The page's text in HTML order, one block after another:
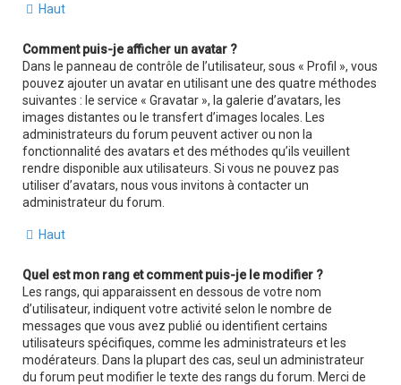
Haut
Comment puis-je afficher un avatar ?
Dans le panneau de contrôle de l’utilisateur, sous « Profil », vous
pouvez ajouter un avatar en utilisant une des quatre méthodes
suivantes : le service « Gravatar », la galerie d’avatars, les
images distantes ou le transfert d’images locales. Les
administrateurs du forum peuvent activer ou non la
fonctionnalité des avatars et des méthodes qu’ils veuillent
rendre disponible aux utilisateurs. Si vous ne pouvez pas
utiliser d’avatars, nous vous invitons à contacter un
administrateur du forum.
Haut
Quel est mon rang et comment puis-je le modifier ?
Les rangs, qui apparaissent en dessous de votre nom
d’utilisateur, indiquent votre activité selon le nombre de
messages que vous avez publié ou identifient certains
utilisateurs spécifiques, comme les administrateurs et les
modérateurs. Dans la plupart des cas, seul un administrateur
du forum peut modifier le texte des rangs du forum. Merci de